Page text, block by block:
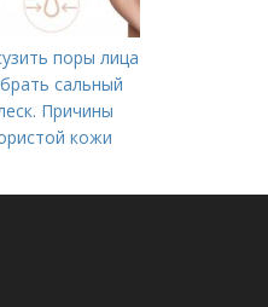
поры лица
сальный
Причины
кожи